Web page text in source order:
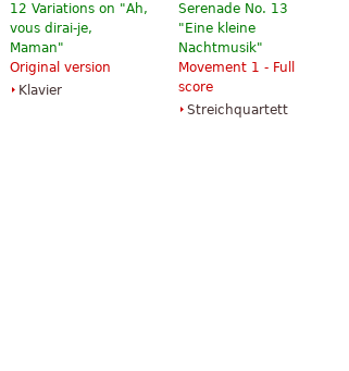
12 Variations on "Ah,
vous dirai-je,
Maman"
Original version
Klavier
Serenade No. 13
"Eine kleine
Nachtmusik"
Movement 1 - Full
score
Streichquartett